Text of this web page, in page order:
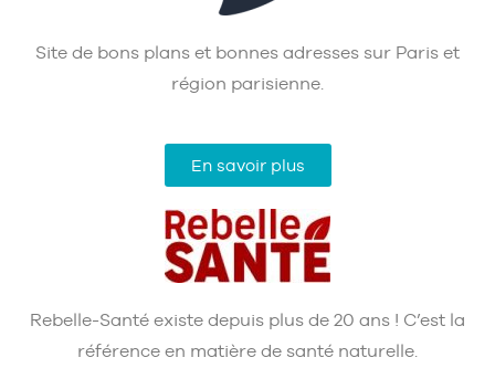
Site de bons plans et bonnes adresses sur Paris et
région parisienne.
En savoir plus
Rebelle-Santé existe depuis plus de 20 ans ! C’est la
référence en matière de santé naturelle.